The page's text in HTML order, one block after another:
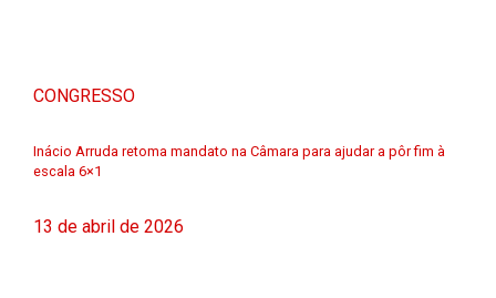
CONGRESSO
Inácio Arruda retoma mandato na Câmara para ajudar a pôr fim à
escala 6×1
13 de abril de 2026